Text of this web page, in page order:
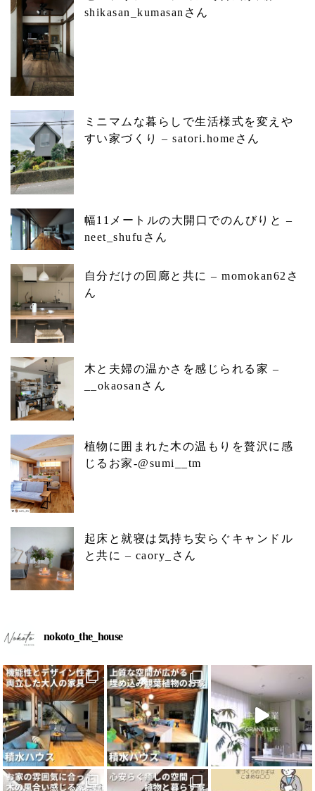
shikasan_kumasanさん
ミニマムな暮らしで生活様式を変えや
すい家づくり – satori.homeさん
幅11メートルの大開口でのんびりと –
neet_shufuさん
自分だけの回廊と共に – momokan62さ
ん
木と夫婦の温かさを感じられる家 –
__okaosanさん
植物に囲まれた木の温もりを贅沢に感
じるお家-@sumi__tm
起床と就寝は気持ち安らぐキャンドル
と共に – caory_さん
nokoto_the_house